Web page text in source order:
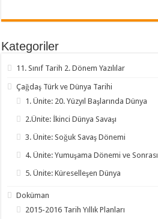
Kategoriler
11. Sınıf Tarih 2. Dönem Yazılılar
Çağdaş Türk ve Dünya Tarihi
1. Ünite: 20. Yüzyıl Başlarında Dünya
2.Ünite: İkinci Dünya Savaşı
3. Ünite: Soğuk Savaş Dönemi
4. Ünite: Yumuşama Dönemi ve Sonrası
5. Ünite: Küreselleşen Dünya
Doküman
2015-2016 Tarih Yıllık Planları